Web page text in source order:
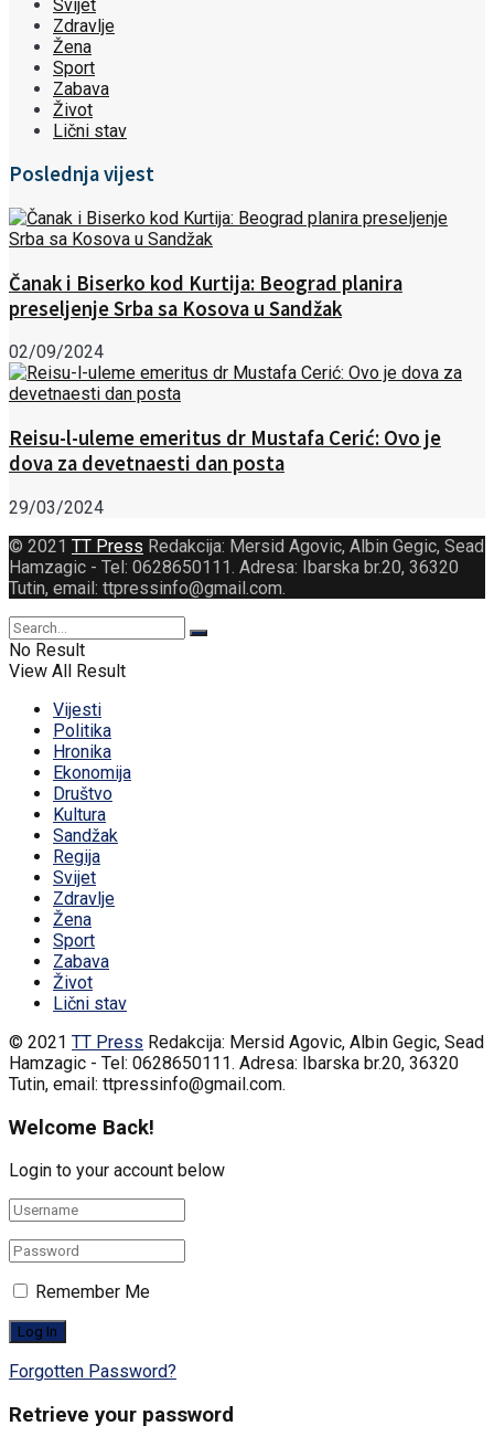
Svijet
Zdravlje
Žena
Sport
Zabava
Život
Lični stav
Poslednja vijest
Čanak i Biserko kod Kurtija: Beograd planira
preseljenje Srba sa Kosova u Sandžak
02/09/2024
Reisu-l-uleme emeritus dr Mustafa Cerić: Ovo je
dova za devetnaesti dan posta
29/03/2024
© 2021 TT Press Redakcija: Mersid Agovic, Albin Gegic, Sead
Hamzagic - Tel: 0628650111. Adresa: Ibarska br.20, 36320
Tutin, email: ttpressinfo@gmail.com.
No Result
View All Result
Vijesti
Politika
Hronika
Ekonomija
Društvo
Kultura
Sandžak
Regija
Svijet
Zdravlje
Žena
Sport
Zabava
Život
Lični stav
© 2021 TT Press Redakcija: Mersid Agovic, Albin Gegic, Sead
Hamzagic - Tel: 0628650111. Adresa: Ibarska br.20, 36320
Tutin, email: ttpressinfo@gmail.com.
Welcome Back!
Login to your account below
Remember Me
Forgotten Password?
Retrieve your password